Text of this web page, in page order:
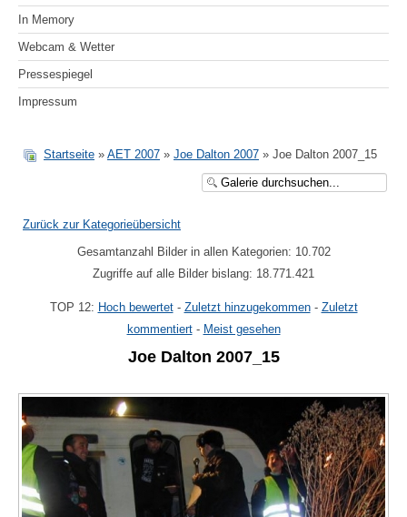
In Memory
Webcam & Wetter
Pressespiegel
Impressum
Startseite » AET 2007 » Joe Dalton 2007 » Joe Dalton 2007_15
Zurück zur Kategorieübersicht
Gesamtanzahl Bilder in allen Kategorien: 10.702
Zugriffe auf alle Bilder bislang: 18.771.421
TOP 12: Hoch bewertet- Zuletzt hinzugekommen- Zuletzt
kommentiert- Meist gesehen
Joe Dalton 2007_15